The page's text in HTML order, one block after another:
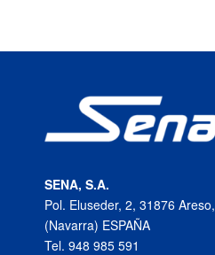
SENA, S.A.
Pol. Eluseder, 2, 31876 Areso,
(Navarra) ESPAÑA
Tel. 948 985 591